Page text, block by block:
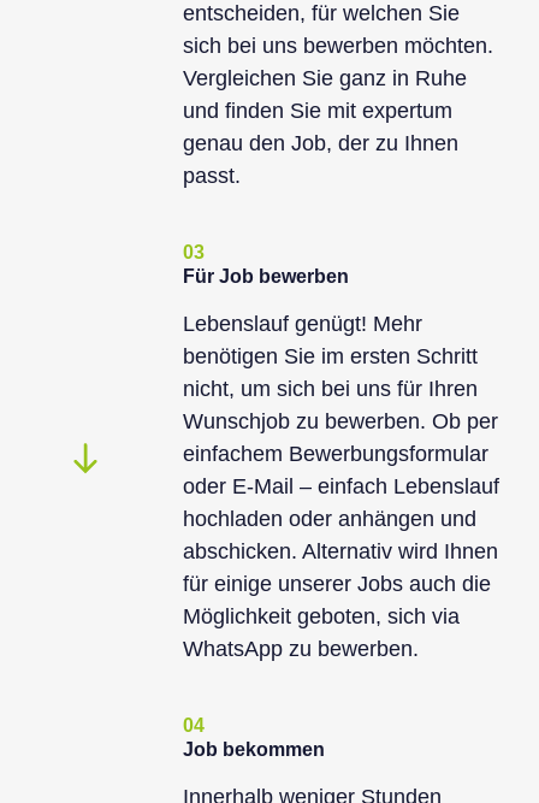
entscheiden, für welchen Sie
sich bei uns bewerben möchten.
Vergleichen Sie ganz in Ruhe
und finden Sie mit expertum
genau den Job, der zu Ihnen
passt.
03
Für Job bewerben
Lebenslauf genügt! Mehr
benötigen Sie im ersten Schritt
nicht, um sich bei uns für Ihren
Wunschjob zu bewerben. Ob per
einfachem Bewerbungsformular
oder E-Mail – einfach Lebenslauf
hochladen oder anhängen und
abschicken. Alternativ wird Ihnen
für einige unserer Jobs auch die
Möglichkeit geboten, sich via
WhatsApp zu bewerben.
04
Job bekommen
Innerhalb weniger Stunden